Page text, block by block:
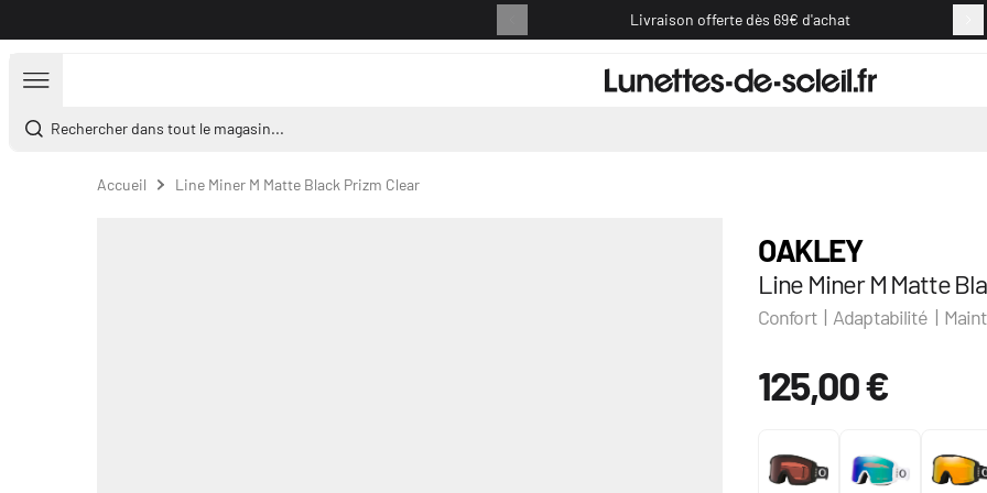
Livraison offerte dès 69€ d'achat
Rechercher dans tout le magasin...
Accueil Line Miner M Matte Black Prizm Clear
OAKLEY
Line Miner M Matte
Confort | Adaptabilité |
125,00 €